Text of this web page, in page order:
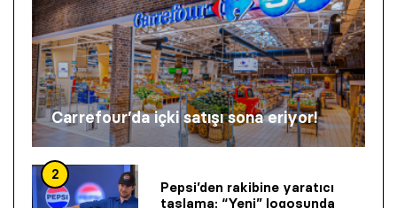
Carrefour’da içki satışı sona eriyor!
2
Pepsi’den rakibine yaratıcı
taşlama: “Yeni” logosunda